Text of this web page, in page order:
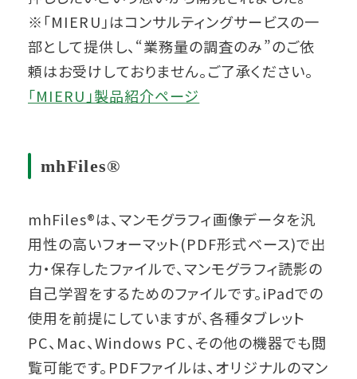
※「MIERU」はコンサルティングサービスの一
部として提供し、“業務量の調査のみ”のご依
頼はお受けしておりません。ご了承ください。
「MIERU」製品紹介ページ
mhFiles®
mhFiles®は、マンモグラフィ画像データを汎
用性の高いフォーマット(PDF形式ベース)で出
力・保存したファイルで、マンモグラフィ読影の
自己学習をするためのファイルです。iPadでの
使用を前提にしていますが、各種タブレット
PC、Mac、Windows PC、その他の機器でも閲
覧可能です。PDFファイルは、オリジナルのマン